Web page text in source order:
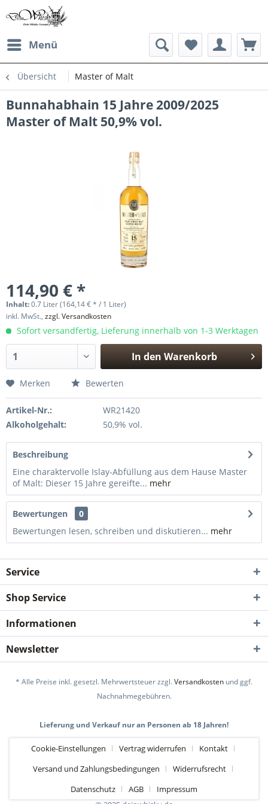
Menü
Übersicht Master of Malt
Bunnahabhain 15 Jahre 2009/2025
Master of Malt 50,9% vol.
114,90 € *
Inhalt:0.7 Liter (164,14 € * / 1 Liter)
inkl. MwSt., zzgl. Versandkosten
Sofort versandfertig, Lieferung innerhalb von 1-3 Werktagen
In den Warenkorb
Merken Bewerten
Artikel-Nr.:
WR21420
Alkoholgehalt:
50,9% vol.
Beschreibung
Eine charaktervolle Islay-Abfüllung aus dem Hause Master
of Malt: Dieser 15 Jahre gereifte... mehr
Bewertungen
0
Bewertungen lesen, schreiben und diskutieren... mehr
Service
Shop Service
Informationen
Newsletter
* Alle Preise inkl. gesetzl. Mehrwertsteuer zzgl.Versandkosten und ggf.
Nachnahmegebühren.
Lieferung und Verkauf nur an Personen ab 18 Jahren!
Cookie-Einstellungen Vertrag widerrufen
Kontakt
Versand und Zahlungsbedingungen
Widerrufsrecht
Datenschutz
AGB
Impressum